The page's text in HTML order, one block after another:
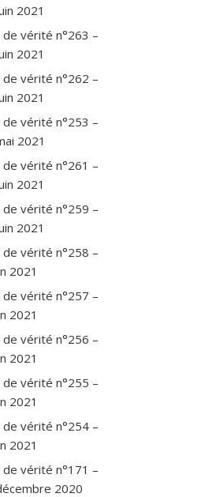
2021
de vérité n°263 –
2021
de vérité n°262 –
2021
de vérité n°253 –
2021
de vérité n°261 –
2021
de vérité n°259 –
2021
de vérité n°258 –
2021
de vérité n°257 –
2021
de vérité n°256 –
2021
de vérité n°255 –
2021
de vérité n°254 –
2021
de vérité n°171 –
2020